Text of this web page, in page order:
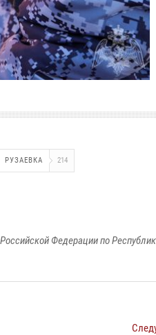
РУЗАЕВКА 214
Федерации по